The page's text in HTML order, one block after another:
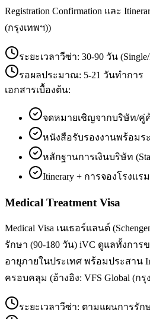
Registration Confirmation และ
(กรุงเทพฯ))
ระยะเวลาวีซ่า: 30-90 วัน
รอผลประมาณ: 5-21 วันทำการ
เอกสารเบื้องต้น:
จดหมายเชิญจากบริษัท/คู่
หนังสือรับรองงานพร้อมร
หลักฐานการเงินบริษัท
Itinerary + การจองโรงแรม
Medical Treatment Visa
Medical Visa เนเธอร์แลนด์
รักษา (90-180 วัน) iVC ดูแลทั้งกา
อายุภายในประเทศ พร้อมประสาน
ครอบคลุม (อ้างอิง: VFS Global (กรุ
ระยะเวลาวีซ่า: ตามแผนการรัก